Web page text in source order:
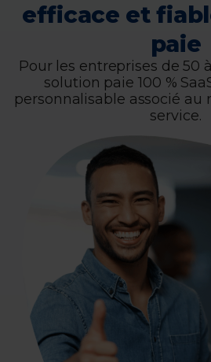
efficace et
paie
Pour les entreprises de 50
solution paie 100 %
personnalisable associé au
service.